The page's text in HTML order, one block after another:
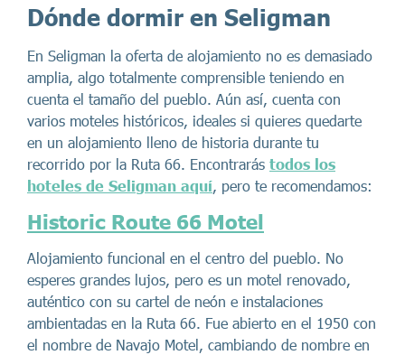
Dónde dormir en Seligman
En Seligman la oferta de alojamiento no es demasiado
amplia, algo totalmente comprensible teniendo en
cuenta el tamaño del pueblo. Aún así, cuenta con
varios moteles históricos, ideales si quieres quedarte
en un alojamiento lleno de historia durante tu
recorrido por la Ruta 66. Encontrarás todos los
hoteles de Seligman aquí , pero te recomendamos:
Historic Route 66 Motel
Alojamiento funcional en el centro del pueblo. No
esperes grandes lujos, pero es un motel renovado,
auténtico con su cartel de neón e instalaciones
ambientadas en la Ruta 66. Fue abierto en el 1950 con
el nombre de Navajo Motel, cambiando de nombre en